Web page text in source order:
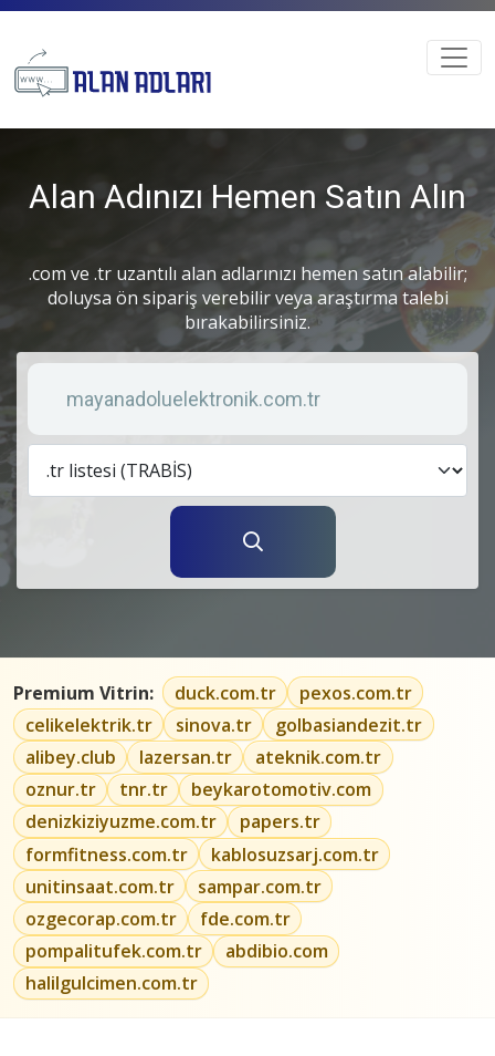
Alan Adınızı Hemen Satın Alın
.com ve .tr uzantılı alan adlarınızı hemen satın alabilir;
doluysa ön sipariş verebilir veya araştırma talebi
bırakabilirsiniz.
Anahtar kelime
Premium Vitrin: duck.com.tr
pexos.com.tr
celikelektrik.tr
sinova.tr
golbasiandezit.tr
alibey.club
lazersan.tr
ateknik.com.tr
oznur.tr
tnr.tr
beykarotomotiv.com
denizkiziyuzme.com.tr
papers.tr
formfitness.com.tr
kablosuzsarj.com.tr
unitinsaat.com.tr
sampar.com.tr
ozgecorap.com.tr
fde.com.tr
pompalitufek.com.tr
abdibio.com
halilgulcimen.com.tr